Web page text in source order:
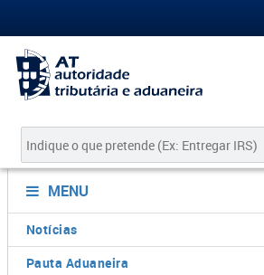
MENU
Notícias
Pauta Aduaneira